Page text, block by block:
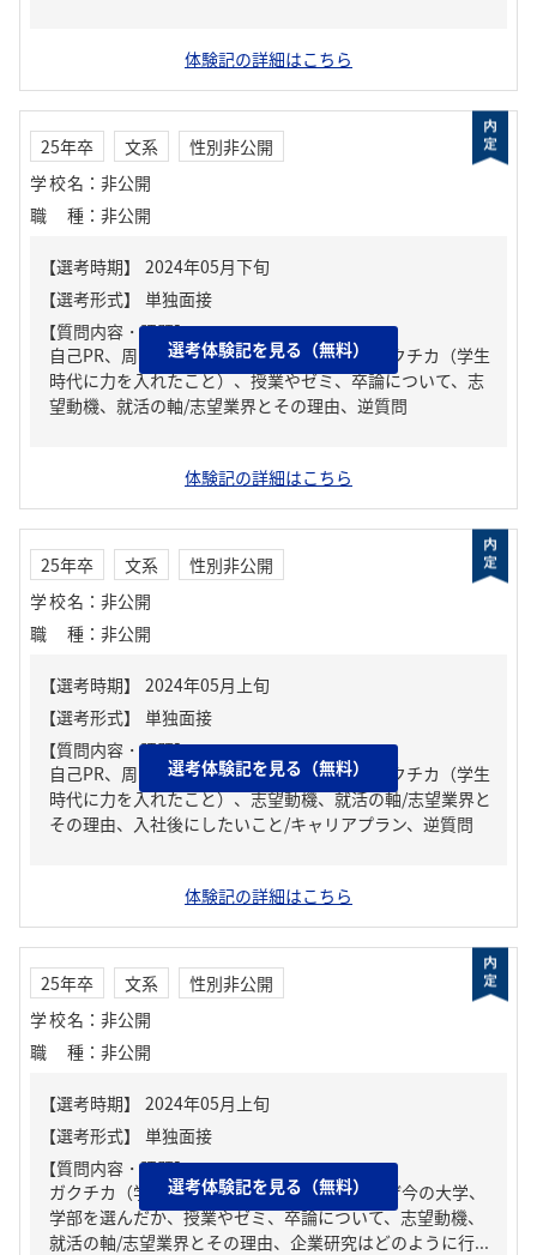
体験記の詳細はこちら
25年卒 文系
性別非公開
学校名 ： 非公開
職種 ： 非公開
【質問内容・課題】
自己PR、周りからどんな人といわれる？、ガクチカ（学生
時代に力を入れたこと）、授業やゼミ、卒論について、志
望動機、就活の軸/志望業界とその理由、逆質問
選考体験記を見る（無料）
体験記の詳細はこちら
25年卒 文系
性別非公開
学校名 ： 非公開
職種 ： 非公開
【質問内容・課題】
自己PR、周りからどんな人といわれる？、ガクチカ（学生
時代に力を入れたこと）、志望動機、就活の軸/志望業界と
その理由、入社後にしたいこと/キャリアプラン、逆質問
選考体験記を見る（無料）
体験記の詳細はこちら
25年卒 文系
性別非公開
学校名 ： 非公開
職種 ： 非公開
【質問内容・課題】
ガクチカ（学生時代に力を入れたこと）、なぜ今の大学、
学部を選んだか、授業やゼミ、卒論について、志望動機、
就活の軸/志望業界とその理由、企業研究はどのように行...
選考体験記を見る（無料）